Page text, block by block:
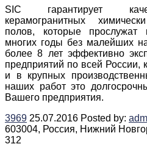
SIC гарантирует
керамогранитных
полов, которые
многих годы без малейших
более 8 лет эффективно
предприятий по всей России,
и в крупных
наших работ это
Вашего предприятия.
3969 25.07.2016 Posted by:
603004, Россия, Нижний
312